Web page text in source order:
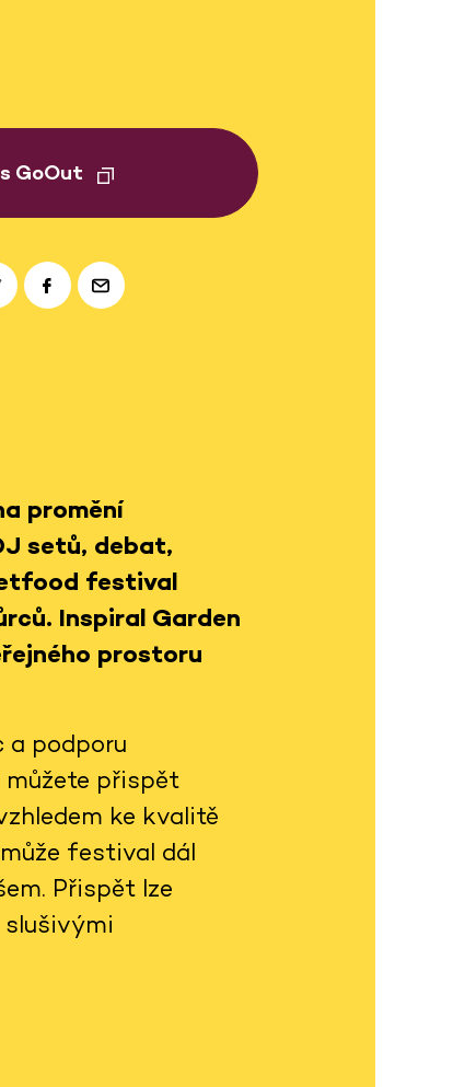
GoOut
promění
setů, debat,
festival
Inspiral Garden
prostoru
a podporu
můžete přispět
ke kvalitě
festival dál
Přispět lze